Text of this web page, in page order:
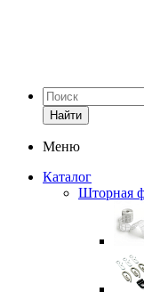
Найти
Меню
Каталог
Шторная